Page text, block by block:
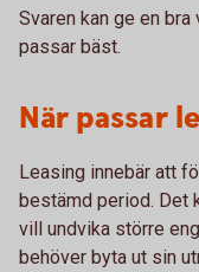
Svaren kan ge en
passar bäst.
När passar
Leasing innebär att
bestämd period. Det
vill undvika större
behöver byta ut sin